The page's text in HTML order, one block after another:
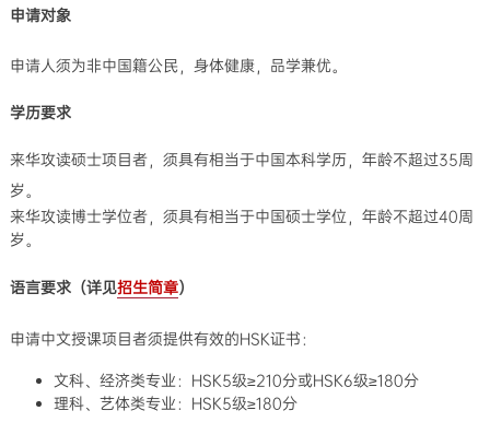
申请对象
申请人须为非中国籍公民，身体健康，品学兼优。
学历要求
来华攻读硕士项目者，须具有相当于中国本科学历，年龄不超过35周
岁。
来华攻读博士学位者，须具有相当于中国硕士学位，年龄不超过40周
岁。
语言要求（详见招生简章）
申请中文授课项目者须提供有效的HSK证书：
文科、经济类专业：HSK5级≥210分或HSK6级≥180分
理科、艺体类专业：HSK5级≥180分